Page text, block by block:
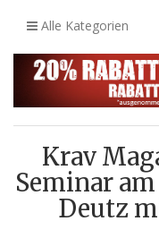
Alle Kategorien
Krav
Seminar
Deutz